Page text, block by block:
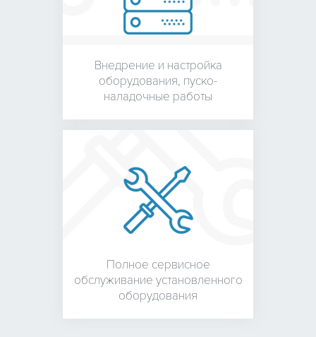
Внедрение и настройка
оборудования, пуско-
наладочные работы
Полное сервисное
обслуживание установленного
оборудования